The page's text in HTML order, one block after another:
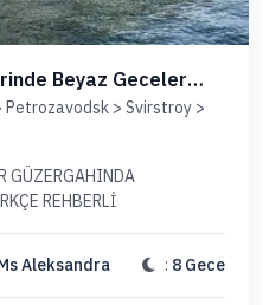
Beyaz Geceler
Petrozavodsk > Svirstroy >
TURLAR DAHİL TÜRKÇE REHBERLİ
Aleksandra : 8 Gece